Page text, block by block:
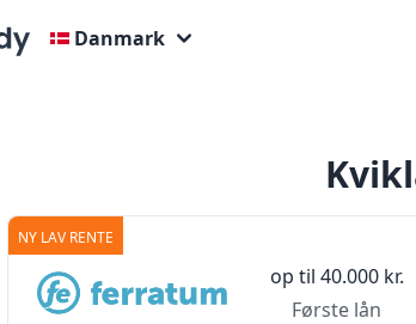
Danmark
NY LAV RENTE
op til 40.000 kr.
Første lån